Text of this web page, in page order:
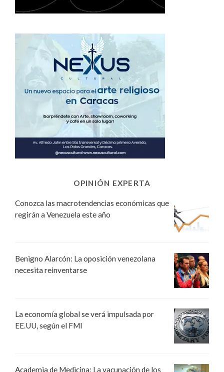
OPINIÓN EXPERTA
Conozca las macrotendencias económicas que
regirán a Venezuela este año
Benigno Alarcón: La oposición venezolana
necesita reinventarse
La economía global se verá impulsada por
EE.UU, según el FMI
Academia de Medicina: La vacunación de los